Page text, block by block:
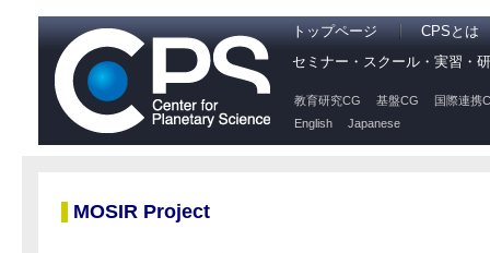
トップページ
CPSとは
セミナー・スクール・実習・
教育研究CG 基盤CG
国際連携
English
Japanese
MOSIR Project